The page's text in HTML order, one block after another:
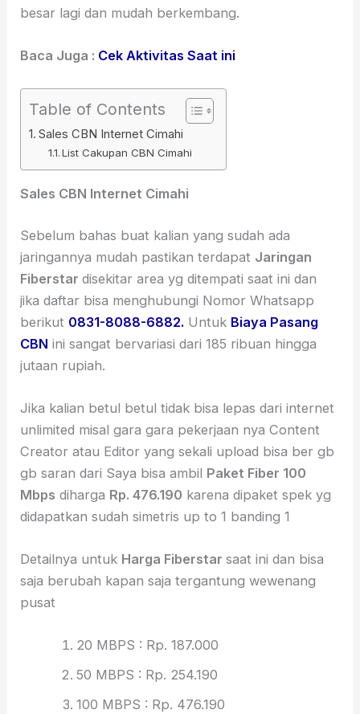
besar lagi dan mudah berkembang.
Baca Juga : Cek Aktivitas Saat ini
Table of Contents
Sales CBN Internet Cimahi
List Cakupan CBN Cimahi
Sales CBN Internet Cimahi
Sebelum bahas buat kalian yang sudah ada
jaringannya mudah pastikan terdapat Jaringan
Fiberstardisekitar area yg ditempati saat ini dan
jika daftar bisa menghubungi Nomor Whatsapp
berikut 0831-8088-6882. Untuk Biaya Pasang
CBN ini sangat bervariasi dari 185 ribuan hingga
jutaan rupiah.
Jika kalian betul betul tidak bisa lepas dari internet
unlimited misal gara gara pekerjaan nya Content
Creator atau Editor yang sekali upload bisa ber gb
gb saran dari Saya bisa ambil Paket Fiber 100
Mbps diharga Rp. 476.190 karena dipaket spek yg
didapatkan sudah simetris up to 1 banding 1
Detailnya untuk Harga Fiberstarsaat ini dan bisa
saja berubah kapan saja tergantung wewenang
pusat
20 MBPS : Rp. 187.000
50 MBPS : Rp. 254.190
100 MBPS : Rp. 476.190